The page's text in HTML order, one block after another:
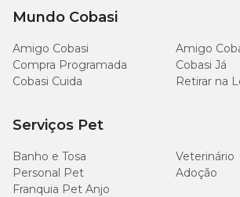
L- Carnitina (mín.)
Umidade (máx.)
Mundo Cobasi
Amigo Cobasi
Amigo
Compra Programada
Cobasi Já
Cobasi Cuida
Retirar na
Serviços Pet
Banho e Tosa
Veterinário
Personal Pet
Adoção
Franquia Pet Anjo